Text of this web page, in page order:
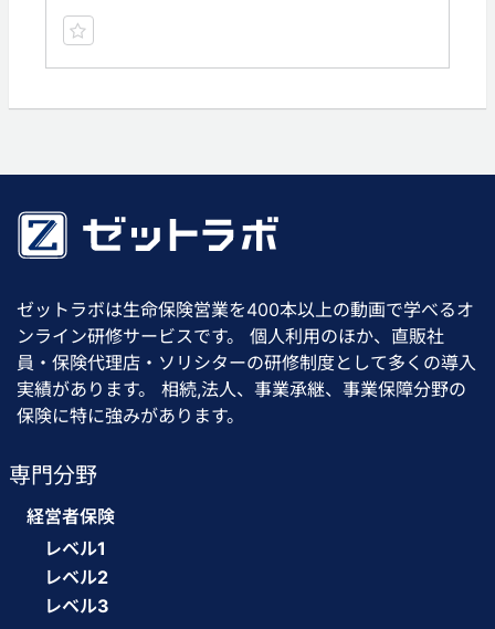
ゼットラボは生命保険営業を400本以上の動画で学べるオ
ンライン研修サービスです。 個人利用のほか、直販社
員・保険代理店・ソリシターの研修制度として多くの導入
実績があります。 相続,法人、事業承継、事業保障分野の
保険に特に強みがあります。
専門分野
経営者保険
レベル1
レベル2
レベル3